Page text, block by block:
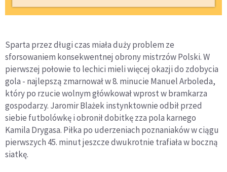
Sparta przez długi czas miała duży problem ze
sforsowaniem konsekwentnej obrony mistrzów Polski. W
pierwszej połowie to lechici mieli więcej okazji do zdobycia
gola - najlepszą zmarnował w 8. minucie Manuel Arboleda,
który po rzucie wolnym główkował wprost w bramkarza
gospodarzy. Jaromir Blażek instynktownie odbił przed
siebie futbolówkę i obronił dobitkę zza pola karnego
Kamila Drygasa. Piłka po uderzeniach poznaniaków w ciągu
pierwszych 45. minut jeszcze dwukrotnie trafiała w boczną
siatkę.